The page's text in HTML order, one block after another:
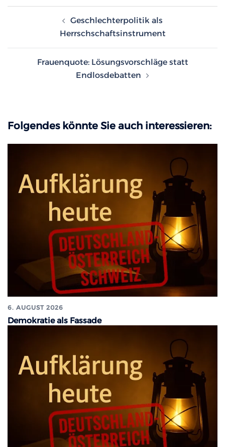
Geschlechterpolitik als
Herrschschaftsinstrument
Frauenquote: Lösungsvorschläge statt
Endlosdebatten
Folgendes könnte Sie auch interessieren:
6. AUGUST 2026
Demokratie als Fassade